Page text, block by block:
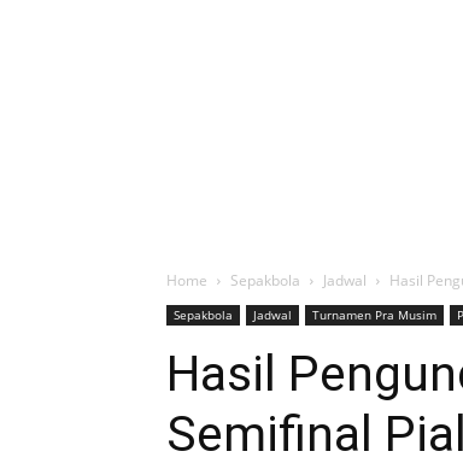
Home Sepakbola Jadwal Hasil
Sepakbola Jadwal Turnamen Pra Musim
Hasil
Semifinal